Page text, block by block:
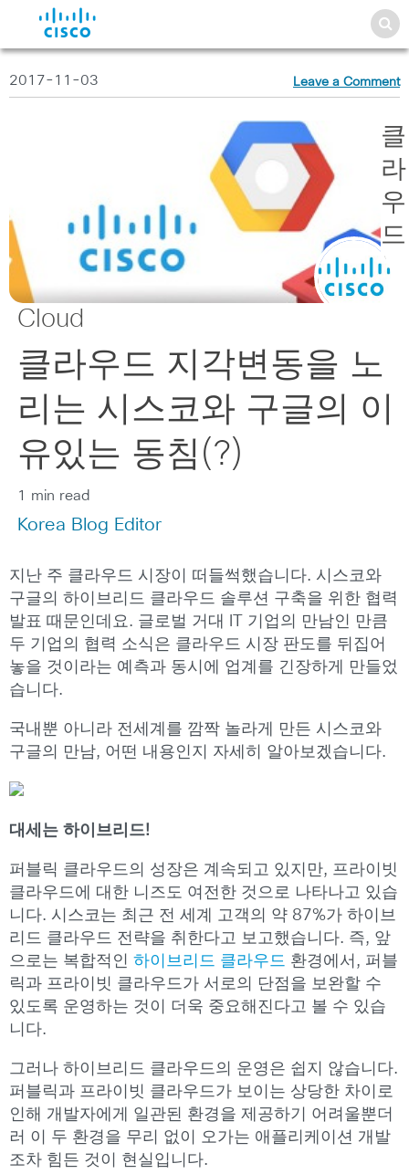
2017-11-03 Leave a Comment
클
라
우
드
|
Cloud
클라우드 지각변동을 노
리는 시스코와 구글의 이
유있는 동침(?)
1 min read
Korea Blog Editor
지난 주 클라우드 시장이 떠들썩했습니다. 시스코와
구글의 하이브리드 클라우드 솔루션 구축을 위한 협력
발표 때문인데요. 글로벌 거대 IT 기업의 만남인 만큼
두 기업의 협력 소식은 클라우드 시장 판도를 뒤집어
놓을 것이라는 예측과 동시에 업계를 긴장하게 만들었
습니다.
국내뿐 아니라 전세계를 깜짝 놀라게 만든 시스코와
구글의 만남, 어떤 내용인지 자세히 알아보겠습니다.
대세는 하이브리드!
퍼블릭 클라우드의 성장은 계속되고 있지만, 프라이빗
클라우드에 대한 니즈도 여전한 것으로 나타나고 있습
니다. 시스코는 최근 전 세계 고객의 약 87%가 하이브
리드 클라우드 전략을 취한다고 보고했습니다. 즉, 앞
으로는 복합적인 하이브리드 클라우드 환경에서, 퍼블
릭과 프라이빗 클라우드가 서로의 단점을 보완할 수
있도록 운영하는 것이 더욱 중요해진다고 볼 수 있습
니다.
그러나 하이브리드 클라우드의 운영은 쉽지 않습니다.
퍼블릭과 프라이빗 클라우드가 보이는 상당한 차이로
인해 개발자에게 일관된 환경을 제공하기 어려울뿐더
러 이 두 환경을 무리 없이 오가는 애플리케이션 개발
조차 힘든 것이 현실입니다.